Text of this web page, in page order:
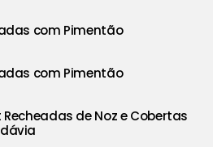
com Pimentão
com Pimentão
de Noz e Cobertas